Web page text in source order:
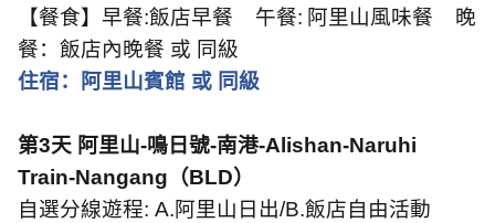
【餐食】早餐:飯店早餐 午餐: 阿里山風味餐
晚
餐：飯店內晚餐 或 同級
住宿：阿里山賓館 或 同級
第3天 阿里山-鳴日號-南港-Alishan-Naruhi
Train-Nangang （BLD）
自選分線遊程: A.阿里山日出/B.飯店自由活動